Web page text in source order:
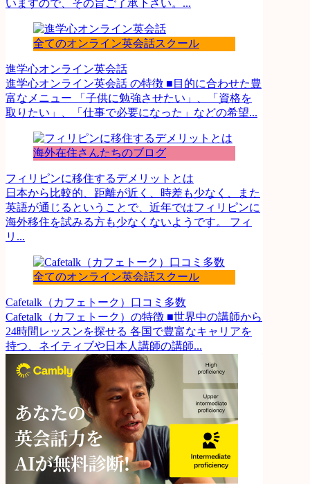
いますので、その旨ご了承下さい。...
全てのオンライン英会話スクール
進学心オンライン英会話
進学心オンライン英会話 の特徴 ■目的に合わせた豊
富なメニュー 「子供に勉強させたい」、「資格を
取りたい」、「仕事で必要になった」などの希望...
海外在住さんたちのブログ
フィリピンに移住するデメリットとは
日本から比較的、距離が近く、時差も少なく、また
英語が通じるということで、近年ではフィリピンに
海外移住を試みる方も少なくないようです。 フィ
リ...
全てのオンライン英会話スクール
Cafetalk（カフェトーク）口コミ多数
Cafetalk（カフェトーク）の特徴 ■世界中の講師から
24時間レッスンを探せる 各国で豊富なキャリアを
持つ、ネイティブや日本人講師の講師...